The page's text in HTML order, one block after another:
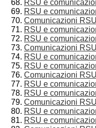
RSU e
RSU e
Comunicazioni RSU
RSU e
RSU e
Comunicazioni RSU
RSU e
RSU e
Comunicazioni RSU
RSU e
RSU e
Comunicazioni RSU
RSU e
RSU e